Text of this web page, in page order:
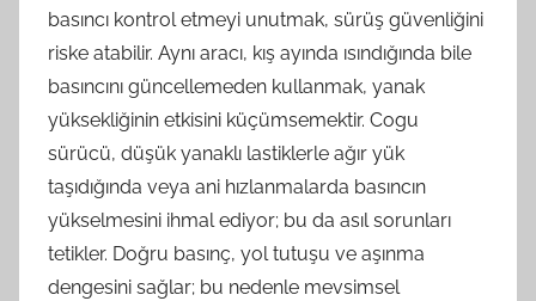
basıncı kontrol etmeyi unutmak, sürüş güvenliğini
riske atabilir. Aynı aracı, kış ayında ısındığında bile
basıncını güncellemeden kullanmak, yanak
yüksekliğinin etkisini küçümsemektir. Cogu
sürücü, düşük yanaklı lastiklerle ağır yük
taşıdığında veya ani hızlanmalarda basıncın
yükselmesini ihmal ediyor; bu da asıl sorunları
tetikler. Doğru basınç, yol tutuşu ve aşınma
dengesini sağlar; bu nedenle mevsimsel